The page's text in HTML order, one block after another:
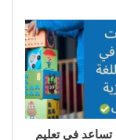
تساعد في تعليم